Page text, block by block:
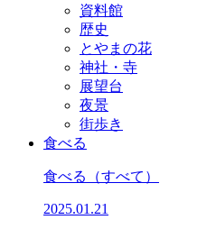
資料館
歴史
とやまの花
神社・寺
展望台
夜景
街歩き
食べる
食べる （すべて）
2025.01.21